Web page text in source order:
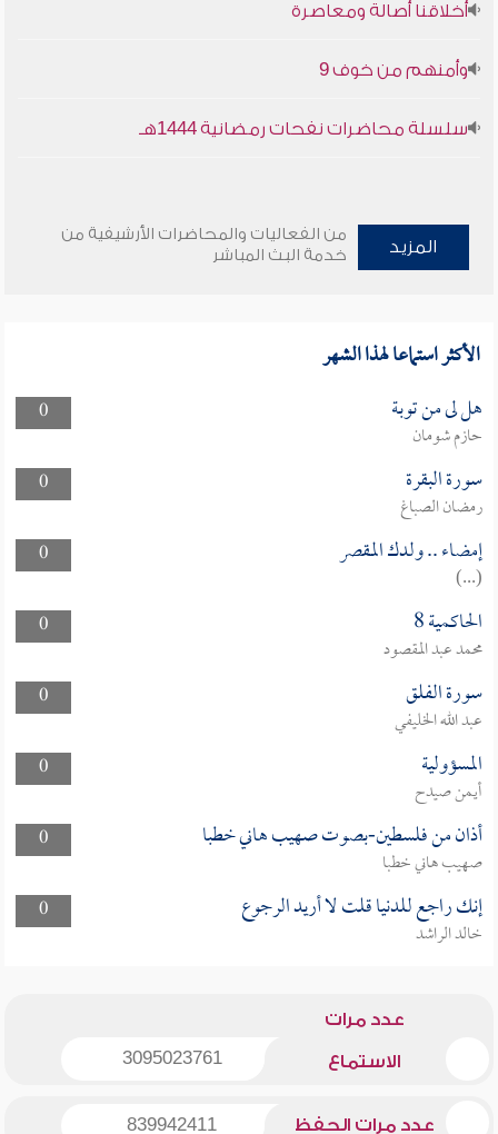
أخلاقنا أصالة ومعاصرة
وأمنهم من خوف 9
سلسلة محاضرات نفحات رمضانية 1444هـ
المزيد
من الفعاليات والمحاضرات الأرشيفية من
خدمة البث المباشر
الأكثر استماعا لهذا الشهر
0 هل لى من توبة
حازم شومان
0
سورة البقرة
رمضان الصباغ
0
إمضاء .. ولدك المقصر
(...)
0
الحاكمية 8
محمد عبد المقصود
0
سورة الفلق
عبد الله الخليفي
0
المسؤولية
أيمن صيدح
0
أذان من فلسطين-بصوت صهيب هاني خطبا
صهيب هاني خطبا
0
إنك راجع للدنيا قلت لا أريد الرجوع
خالد الراشد
عدد مرات
الاستماع 3095023761
عدد مرات الحفظ 839942411